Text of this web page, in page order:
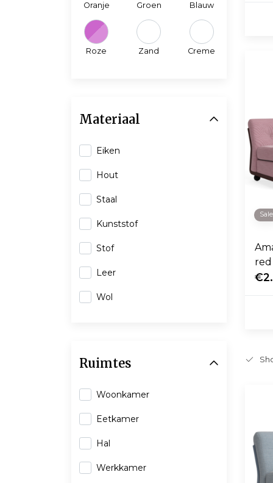
Sale
red
Oranje Groen Blauw
Roze Zand Creme
Materiaal
Eiken
Hout
Staal
Kunststof
Stof
Leer
Wol
Ruimtes
Woonkamer
Eetkamer
Hal
Werkkamer